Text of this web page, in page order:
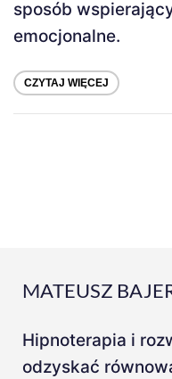
sposób
emocjonalne.
CZYTAJ WIĘCEJ
MATEUSZ
Hipnoterapia i
odzyskać